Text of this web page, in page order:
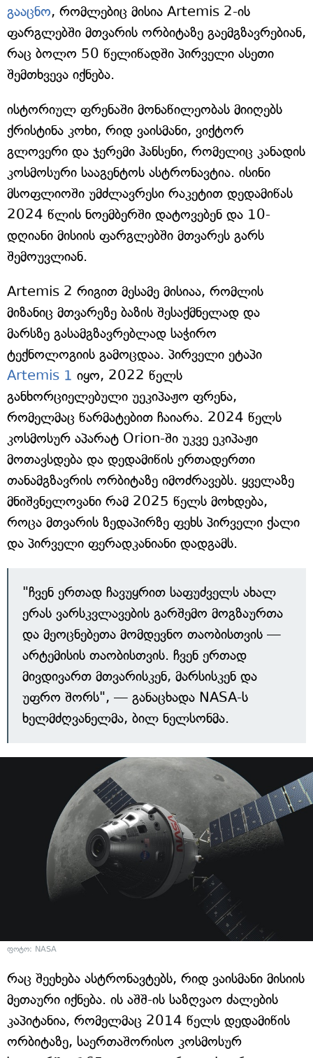
გააცნო, რომლებიც მისია Artemis 2-ის
ფარგლებში მთვარის ორბიტაზე გაემგზავრებიან,
რაც ბოლო 50 წელიწადში პირველი ასეთი
შემთხვევა იქნება.
ისტორიულ ფრენაში მონაწილეობას მიიღებს
ქრისტინა კოხი, რიდ ვაისმანი, ვიქტორ
გლოვერი და ჯერემი ჰანსენი, რომელიც კანადის
კოსმოსური სააგენტოს ასტრონავტია. ისინი
მსოფლიოში უმძლავრესი რაკეტით დედამიწას
2024 წლის ნოემბერში დატოვებენ და 10-
დღიანი მისიის ფარგლებში მთვარეს გარს
შემოუვლიან.
Artemis 2 რიგით მესამე მისიაა, რომლის
მიზანიც მთვარეზე ბაზის შესაქმნელად და
მარსზე გასამგზავრებლად საჭირო
ტექნოლოგიის გამოცდაა. პირველი ეტაპი
Artemis 1 იყო, 2022 წელს
განხორციელებული უეკიპაჟო ფრენა,
რომელმაც წარმატებით ჩაიარა. 2024 წელს
კოსმოსურ აპარატ Orion-ში უკვე ეკიპაჟი
მოთავსდება და დედამიწის ერთადერთი
თანამგზავრის ორბიტაზე იმოძრავებს. ყველაზე
მნიშვნელოვანი რამ 2025 წელს მოხდება,
როცა მთვარის ზედაპირზე ფეხს პირველი ქალი
და პირველი ფერადკანიანი დადგამს.
"ჩვენ ერთად ჩავუყრით საფუძველს ახალ
ერას ვარსკვლავების გარშემო მოგზაურთა
და მეოცნებეთა მომდევნო თაობისთვის —
არტემისის თაობისთვის. ჩვენ ერთად
მივდივართ მთვარისკენ, მარსისკენ და
უფრო შორს", — განაცხადა NASA-ს
ხელმძღვანელმა, ბილ ნელსონმა.
ფოტო: NASA
რაც შეეხება ასტრონავტებს, რიდ ვაისმანი მისიის
მეთაური იქნება. ის აშშ-ის საზღვაო ძალების
კაპიტანია, რომელმაც 2014 წელს დედამიწის
ორბიტაზე, საერთაშორისო კოსმოსურ